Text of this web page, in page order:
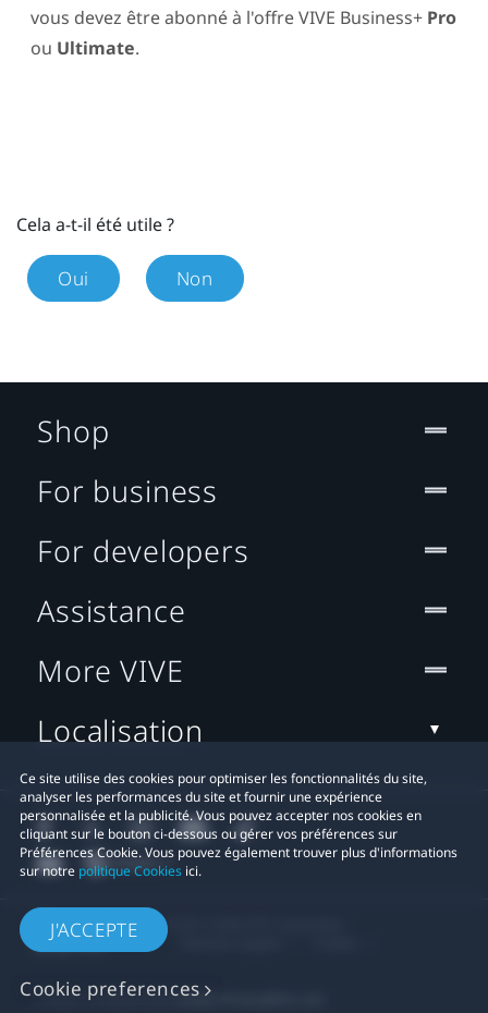
vous devez être abonné à l'offreVIVE Business+ Pro
ou Ultimate.
Cela a-t-il été utile ?
Oui Non
Ce site utilise des cookies pour optimiser les fonctionnalités du site,
analyser les performances du site et fournir une expérience
personnalisée et la publicité. Vous pouvez accepter nos cookies en
cliquant sur le bouton ci-dessous ou gérer vos préférences sur
Préférences Cookie. Vous pouvez également trouver plus d'informations
sur notre politique Cookies ici.
J'ACCEPTE
Cookie preferences
Shop
For business
For developers
Assistance
More VIVE
Localisation
© 2011-2026 HTC Corporation
Contact confidentialité:Global-Privacy@htc.com